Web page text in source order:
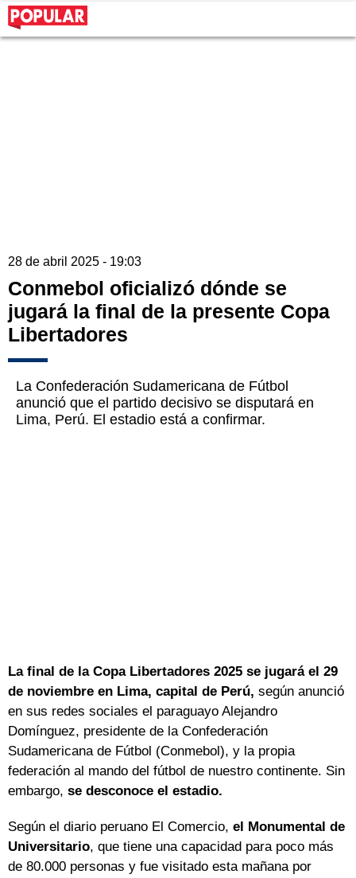
28 de abril 2025 - 19:03
Conmebol oficializó dónde se
jugará la final de la presente Copa
Libertadores
La Confederación Sudamericana de Fútbol
anunció que el partido decisivo se disputará en
Lima, Perú. El estadio está a confirmar.
La final de la Copa Libertadores 2025 se jugará el 29
de noviembre en Lima, capital de Perú, según anunció
en sus redes sociales el paraguayo Alejandro
Domínguez, presidente de la Confederación
Sudamericana de Fútbol (Conmebol), y la propia
federación al mando del fútbol de nuestro continente. Sin
embargo, se desconoce el estadio.
Según el diario peruano El Comercio, el Monumental de
Universitario, que tiene una capacidad para poco más
de 80.000 personas y fue visitado esta mañana por